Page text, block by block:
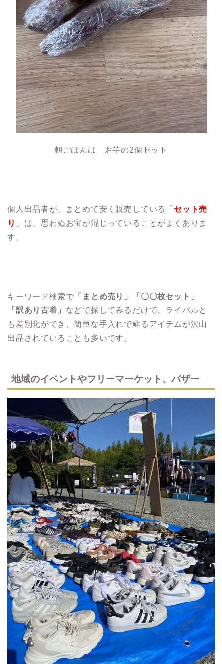
朝ごはんは お芋の2個セット
個人出品者が、まとめて安く販売している「 セット売
り 」は、思わぬお宝が混じっていることがよくありま
す。
キーワード検索で 「まとめ売り」「〇〇枚セット」
「訳あり古着」 などで探してみるだけで、ライバルと
も差別化ができ、簡単な手入れで蘇るアイテムが沢山
出品されていることも多いです。
地域のイベントやフリーマーケット、バザー